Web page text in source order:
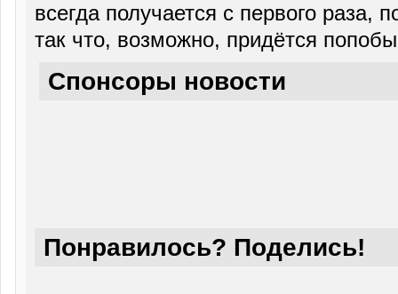
всегда получается с первого раза,
так что, возможно, придётся
Спонсоры новости
Понравилось? Поделись!